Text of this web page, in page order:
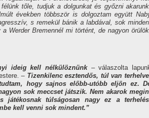
tőle, tudjuk a dolgunkat és győzni
években többször is dolgoztam együtt
s remekül bánik a labdával, sok
Werder Bremennél mi történt, de nagyon
ideig kell nélkülöznünk – válaszolta
– Tizenkilenc esztendős, túl van
hogy sajnos előbb-utóbb eljön ez.
sok meccset játszik. Nem akarok
játékosnak túlságosan nagy ez a
kell venni sok mindent.”